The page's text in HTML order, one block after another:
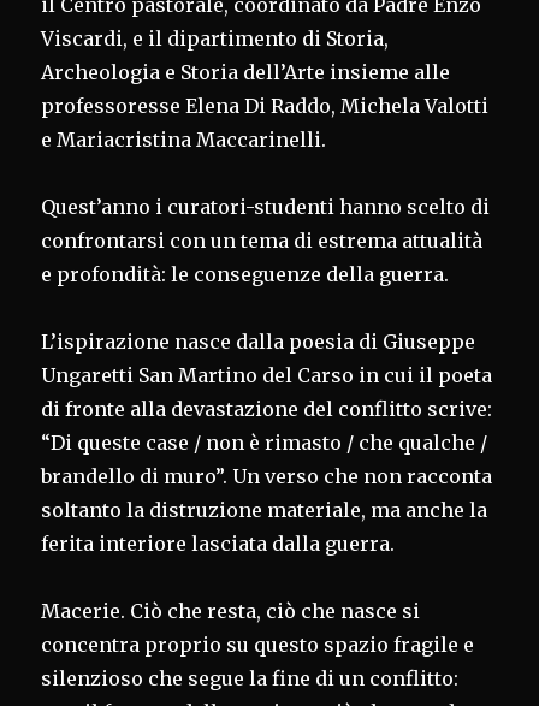
Viscardi, e il dipartimento di Storia,
Archeologia e Storia dell’Arte insieme alle
professoresse Elena Di Raddo, Michela Valotti
e Mariacristina Maccarinelli.
Quest’anno i curatori-studenti hanno scelto di
confrontarsi con un tema di estrema attualità
e profondità: le conseguenze della guerra.
L’ispirazione nasce dalla poesia di Giuseppe
Ungaretti San Martino del Carso in cui il poeta
di fronte alla devastazione del conflitto scrive:
“Di queste case / non è rimasto / che qualche /
brandello di muro”. Un verso che non racconta
soltanto la distruzione materiale, ma anche la
ferita interiore lasciata dalla guerra.
Macerie. Ciò che resta, ciò che nasce si
concentra proprio su questo spazio fragile e
silenzioso che segue la fine di un conflitto: